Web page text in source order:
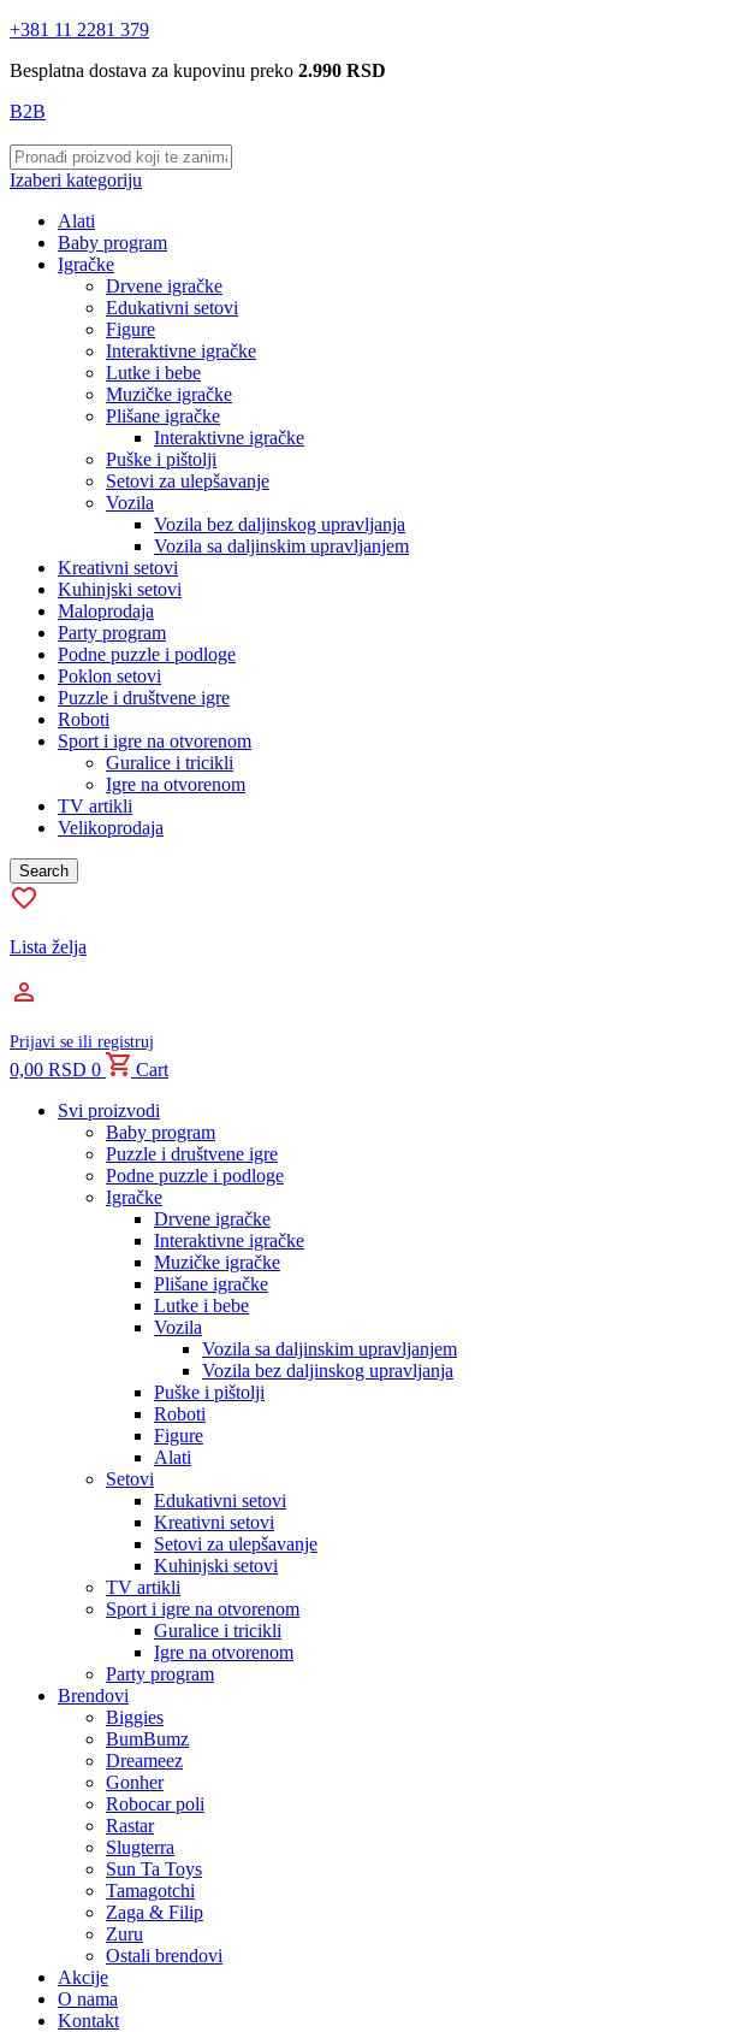
+381 11 2281 379
Besplatna dostava za kupovinu preko 2.990 RSD
B2B
Izaberi kategoriju
Alati
Baby program
Igračke
Drvene igračke
Edukativni setovi
Figure
Interaktivne igračke
Lutke i bebe
Muzičke igračke
Plišane igračke
Interaktivne igračke
Puške i pištolji
Setovi za ulepšavanje
Vozila
Vozila bez daljinskog upravljanja
Vozila sa daljinskim upravljanjem
Kreativni setovi
Kuhinjski setovi
Maloprodaja
Party program
Podne puzzle i podloge
Poklon setovi
Puzzle i društvene igre
Roboti
Sport i igre na otvorenom
Guralice i tricikli
Igre na otvorenom
TV artikli
Velikoprodaja
Search
Lista želja
Prijavi se ili registruj
0,00 RSD 0
Cart
Svi proizvodi
Baby program
Puzzle i društvene igre
Podne puzzle i podloge
Igračke
Drvene igračke
Interaktivne igračke
Muzičke igračke
Plišane igračke
Lutke i bebe
Vozila
Vozila sa daljinskim upravljanjem
Vozila bez daljinskog upravljanja
Puške i pištolji
Roboti
Figure
Alati
Setovi
Edukativni setovi
Kreativni setovi
Setovi za ulepšavanje
Kuhinjski setovi
TV artikli
Sport i igre na otvorenom
Guralice i tricikli
Igre na otvorenom
Party program
Brendovi
Biggies
BumBumz
Dreameez
Gonher
Robocar poli
Rastar
Slugterra
Sun Ta Toys
Tamagotchi
Zaga & Filip
Zuru
Ostali brendovi
Akcije
O nama
Kontakt